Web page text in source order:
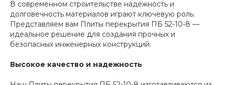
В современном строительстве надежность и
долговечность материалов играют ключевую роль.
Представляем вам Плиты перекрытия ПБ 52-10-8 —
идеальное решение для создания прочных и
безопасных инженерных конструкций.
Высокое качество и надежность